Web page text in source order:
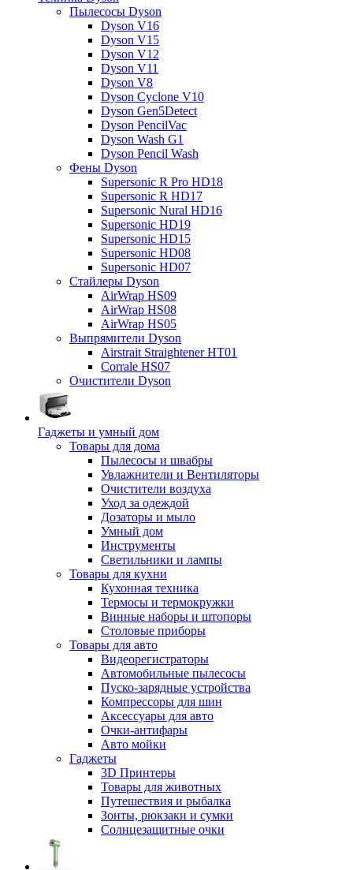
Пылесосы Dyson
Dyson V16
Dyson V15
Dyson V12
Dyson V11
Dyson V8
Dyson Cyclone V10
Dyson Gen5Detect
Dyson PencilVac
Dyson Wash G1
Dyson Pencil Wash
Фены Dyson
Supersonic R Pro HD18
Supersonic R HD17
Supersonic Nural HD16
Supersonic HD19
Supersonic HD15
Supersonic HD08
Supersonic HD07
Стайлеры Dyson
AirWrap HS09
AirWrap HS08
AirWrap HS05
Выпрямители Dyson
Airstrait Straightener HT01
Corrale HS07
Очистители Dyson
Гаджеты и умный дом
Товары для дома
Пылесосы и швабры
Увлажнители и Вентиляторы
Очистители воздуха
Уход за одеждой
Дозаторы и мыло
Умный дом
Инструменты
Светильники и лампы
Товары для кухни
Кухонная техника
Термосы и термокружки
Винные наборы и штопоры
Столовые приборы
Товары для авто
Видеорегистраторы
Автомобильные пылесосы
Пуско-зарядные устройства
Компрессоры для шин
Аксессуары для авто
Очки-антифары
Авто мойки
Гаджеты
3D Принтеры
Товары для животных
Путешествия и рыбалка
Зонты, рюкзаки и сумки
Солнцезащитные очки